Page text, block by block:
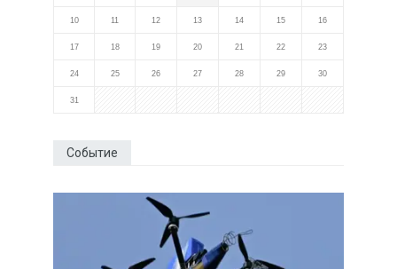
10 11 12 13 14 15 16
17 18 19 20 21 22 23
24 25 26 27 28 29 30
31
Событие